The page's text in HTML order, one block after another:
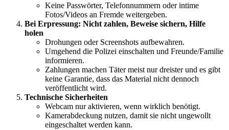
Keine Passwörter, Telefonnummern oder intime
Fotos/Videos an Fremde weitergeben.
Bei Erpressung: Nicht zahlen, Beweise sichern, Hilfe
holen
Drohungen oder Screenshots aufbewahren.
Umgehend die Polizei einschalten und Freunde/Familie
informieren.
Zahlungen machen Täter meist nur dreister und es gibt
keine Garantie, dass das Material nicht dennoch
veröffentlicht wird.
Technische Sicherheiten
Webcam nur aktivieren, wenn wirklich benötigt.
Kamerabdeckung nutzen, damit sie nicht ungewollt
eingeschaltet werden kann.